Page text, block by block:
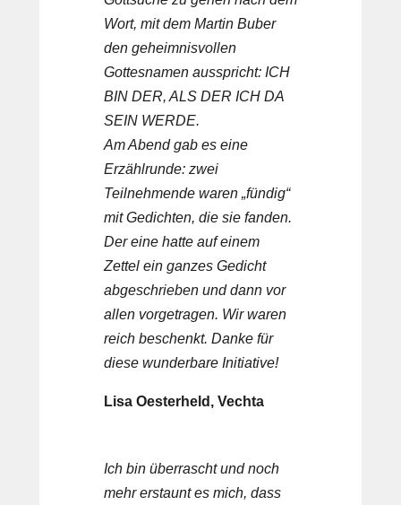
Wort, mit dem Martin Buber
den geheimnisvollen
Gottesnamen ausspricht: ICH
BIN DER, ALS DER ICH DA
SEIN WERDE.
Am Abend gab es eine
Erzählrunde: zwei
Teilnehmende waren „fündig“
mit Gedichten, die sie fanden.
Der eine hatte auf einem
Zettel ein ganzes Gedicht
abgeschrieben und dann vor
allen vorgetragen. Wir waren
reich beschenkt. Danke für
diese wunderbare Initiative!
Lisa Oesterheld, Vechta
Ich bin überrascht und noch
mehr erstaunt es mich, dass